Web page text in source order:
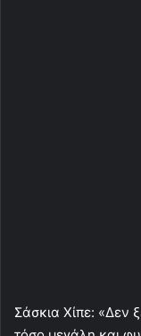
Σάσκια Χίπε: «Δεν